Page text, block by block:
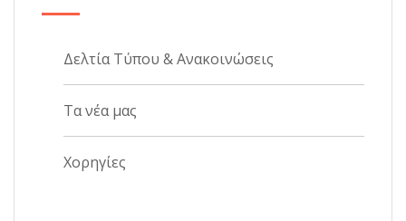
Δελτία Τύπου & Ανακοινώσεις
Τα νέα μας
Χορηγίες